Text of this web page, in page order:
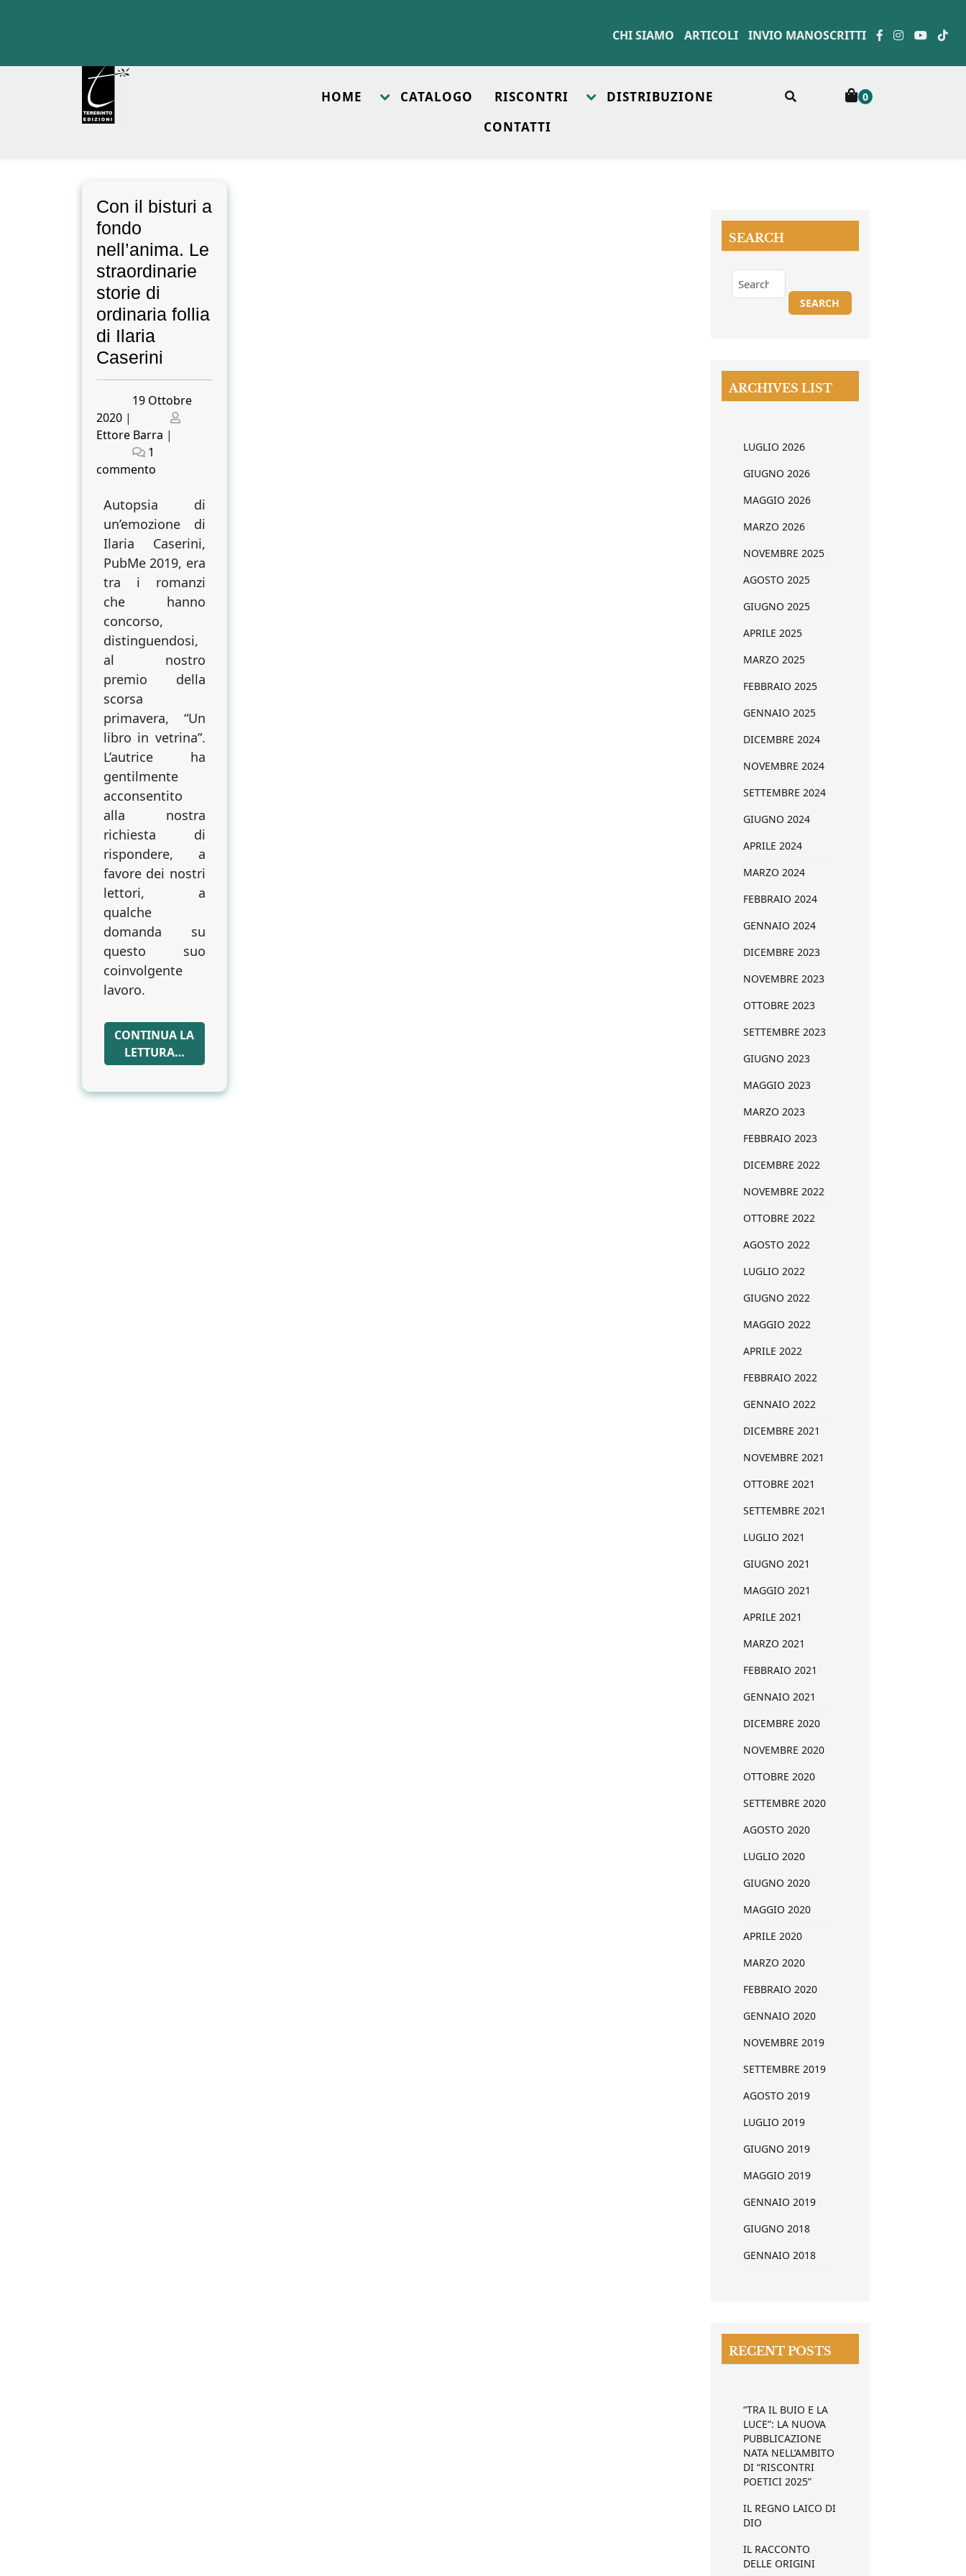
CHI SIAMO ARTICOLI INVIO MANOSCRITTI
HOME CATALOGO RISCONTRI
DISTRIBUZIONE
CONTATTI
0
Con il bisturi a
fondo
nell’anima. Le
straordinarie
storie di
ordinaria follia
di Ilaria
Caserini
Posted
19 Ottobre
2020 |
Posted
Ettore Barra |
1
commento
il
bisturi
a
fondo
nell’anima.
Le
straordinarie
storie
di
ordinaria
follia
Caserini
Autopsia di
un’emozione di
Ilaria Caserini,
PubMe 2019, era
tra i romanzi
che hanno
concorso,
distinguendosi,
al nostro
premio della
scorsa
primavera, “Un
libro in vetrina”.
L’autrice ha
gentilmente
acconsentito
alla nostra
richiesta di
rispondere, a
favore dei nostri
lettori, a
qualche
domanda su
questo suo
coinvolgente
lavoro.
CONTINUA LA
LETTURA…
SEARCH
ARCHIVES LIST
LUGLIO 2026
GIUGNO 2026
MAGGIO 2026
MARZO 2026
NOVEMBRE 2025
AGOSTO 2025
GIUGNO 2025
APRILE 2025
MARZO 2025
FEBBRAIO 2025
GENNAIO 2025
DICEMBRE 2024
NOVEMBRE 2024
SETTEMBRE 2024
GIUGNO 2024
APRILE 2024
MARZO 2024
FEBBRAIO 2024
GENNAIO 2024
DICEMBRE 2023
NOVEMBRE 2023
OTTOBRE 2023
SETTEMBRE 2023
GIUGNO 2023
MAGGIO 2023
MARZO 2023
FEBBRAIO 2023
DICEMBRE 2022
NOVEMBRE 2022
OTTOBRE 2022
AGOSTO 2022
LUGLIO 2022
GIUGNO 2022
MAGGIO 2022
APRILE 2022
FEBBRAIO 2022
GENNAIO 2022
DICEMBRE 2021
NOVEMBRE 2021
OTTOBRE 2021
SETTEMBRE 2021
LUGLIO 2021
GIUGNO 2021
MAGGIO 2021
APRILE 2021
MARZO 2021
FEBBRAIO 2021
GENNAIO 2021
DICEMBRE 2020
NOVEMBRE 2020
OTTOBRE 2020
SETTEMBRE 2020
AGOSTO 2020
LUGLIO 2020
GIUGNO 2020
MAGGIO 2020
APRILE 2020
MARZO 2020
FEBBRAIO 2020
GENNAIO 2020
NOVEMBRE 2019
SETTEMBRE 2019
AGOSTO 2019
LUGLIO 2019
GIUGNO 2019
MAGGIO 2019
GENNAIO 2019
GIUGNO 2018
GENNAIO 2018
RECENT POSTS
“TRA IL BUIO E LA
LUCE”: LA NUOVA
PUBBLICAZIONE
NATA NELL’AMBITO
DI “RISCONTRI
POETICI 2025”
IL REGNO LAICO DI
DIO
IL RACCONTO
DELLE ORIGINI